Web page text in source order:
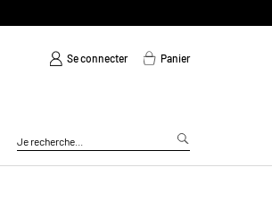
Se connecter Panier